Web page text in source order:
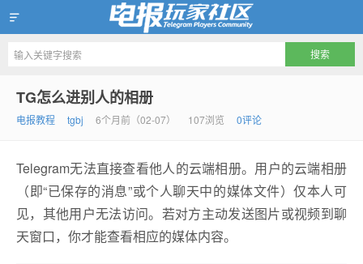
Telegram玩家社区
TG怎么进别人的相册
电报教程 tgbj 6个月前（02-07） 107浏览 0评论
Telegram无法直接查看他人的云端相册。用户的云端相册
（即“已保存的消息”或个人聊天中的媒体文件）仅本人可
见，其他用户无法访问。若对方主动发送图片或视频到聊
天窗口，你才能查看相应的媒体内容。